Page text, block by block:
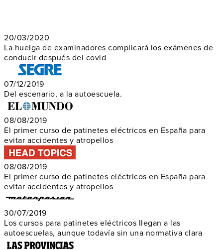
20/03/2020
La huelga de examinadores complicará los exámenes de
conducir después del covid
07/12/2019
Del escenario, a la autoescuela.
08/08/2019
El primer curso de patinetes eléctricos en España para
evitar accidentes y atropellos
08/08/2019
El primer curso de patinetes eléctricos en España para
evitar accidentes y atropellos
30/07/2019
Los cursos para patinetes eléctricos llegan a las
autoescuelas, aunque todavía sin una normativa clara